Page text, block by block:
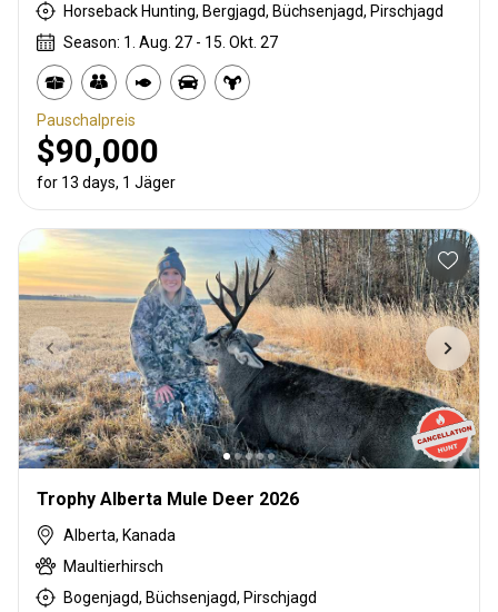
Horseback Hunting, Bergjagd, Büchsenjagd, Pirschjagd
Season: 1. Aug. 27 - 15. Okt. 27
Pauschalpreis
$90,000
for 13 days, 1 Jäger
Trophy Alberta Mule Deer 2026
Alberta, Kanada
Maultierhirsch
Bogenjagd, Büchsenjagd, Pirschjagd